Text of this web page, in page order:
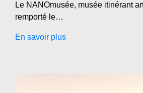
Le NANOmusée, musée itinérant
remporté le…
En savoir plus